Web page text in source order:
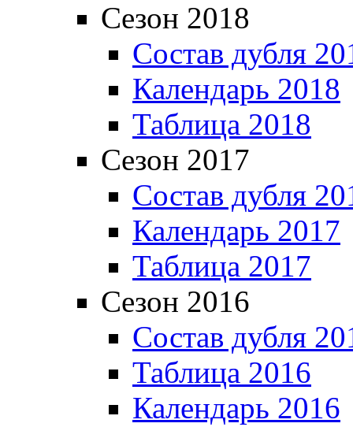
Сезон 2018
Состав дубля
Календарь 2018
Таблица 2018
Сезон 2017
Состав дубля
Календарь 2017
Таблица 2017
Сезон 2016
Состав дубля
Таблица 2016
Календарь 2016